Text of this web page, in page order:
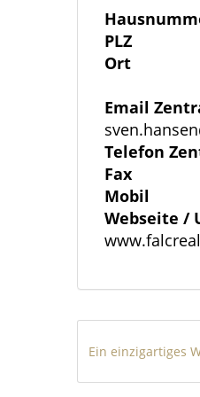
Die
Profilen aus
Die Wände
gestrichen.
mit zwei
in den
PLZ
Ort
Email
Telefon
Fax
Mobil
Webseite /